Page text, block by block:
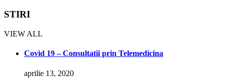
STIRI
VIEW ALL
Covid 19 – Consultatii prin Telemedicina
aprilie 13, 2020